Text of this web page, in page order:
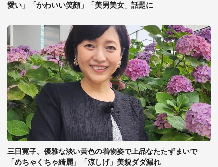
愛い」「かわいい笑顔」「美男美女」話題に
三田寛子、優雅な淡い黄色の着物姿で上品なたたずまいで
「めちゃくちゃ綺麗」「涼しげ」美貌ダダ漏れ